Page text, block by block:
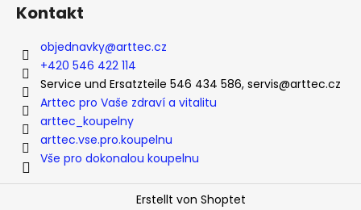
Kontakt
objednavky@arttec.cz
+420 546 422 114
Service und Ersatzteile 546 434 586, servis@arttec.cz
Arttec pro Vaše zdraví a vitalitu
arttec_koupelny
arttec.vse.pro.koupelnu
Vše pro dokonalou koupelnu
Erstellt von Shoptet